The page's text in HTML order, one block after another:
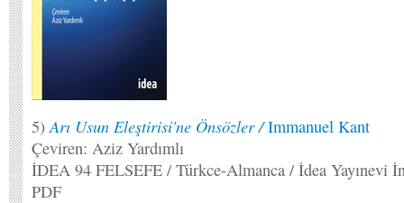
5) Arı Usun Eleştirisi'ne Önsözler /Immanuel Kant
Çeviren: Aziz Yardımlı
İDEA 94 FELSEFE / Türkce-Almanca / İdea Yayınevi
PDF